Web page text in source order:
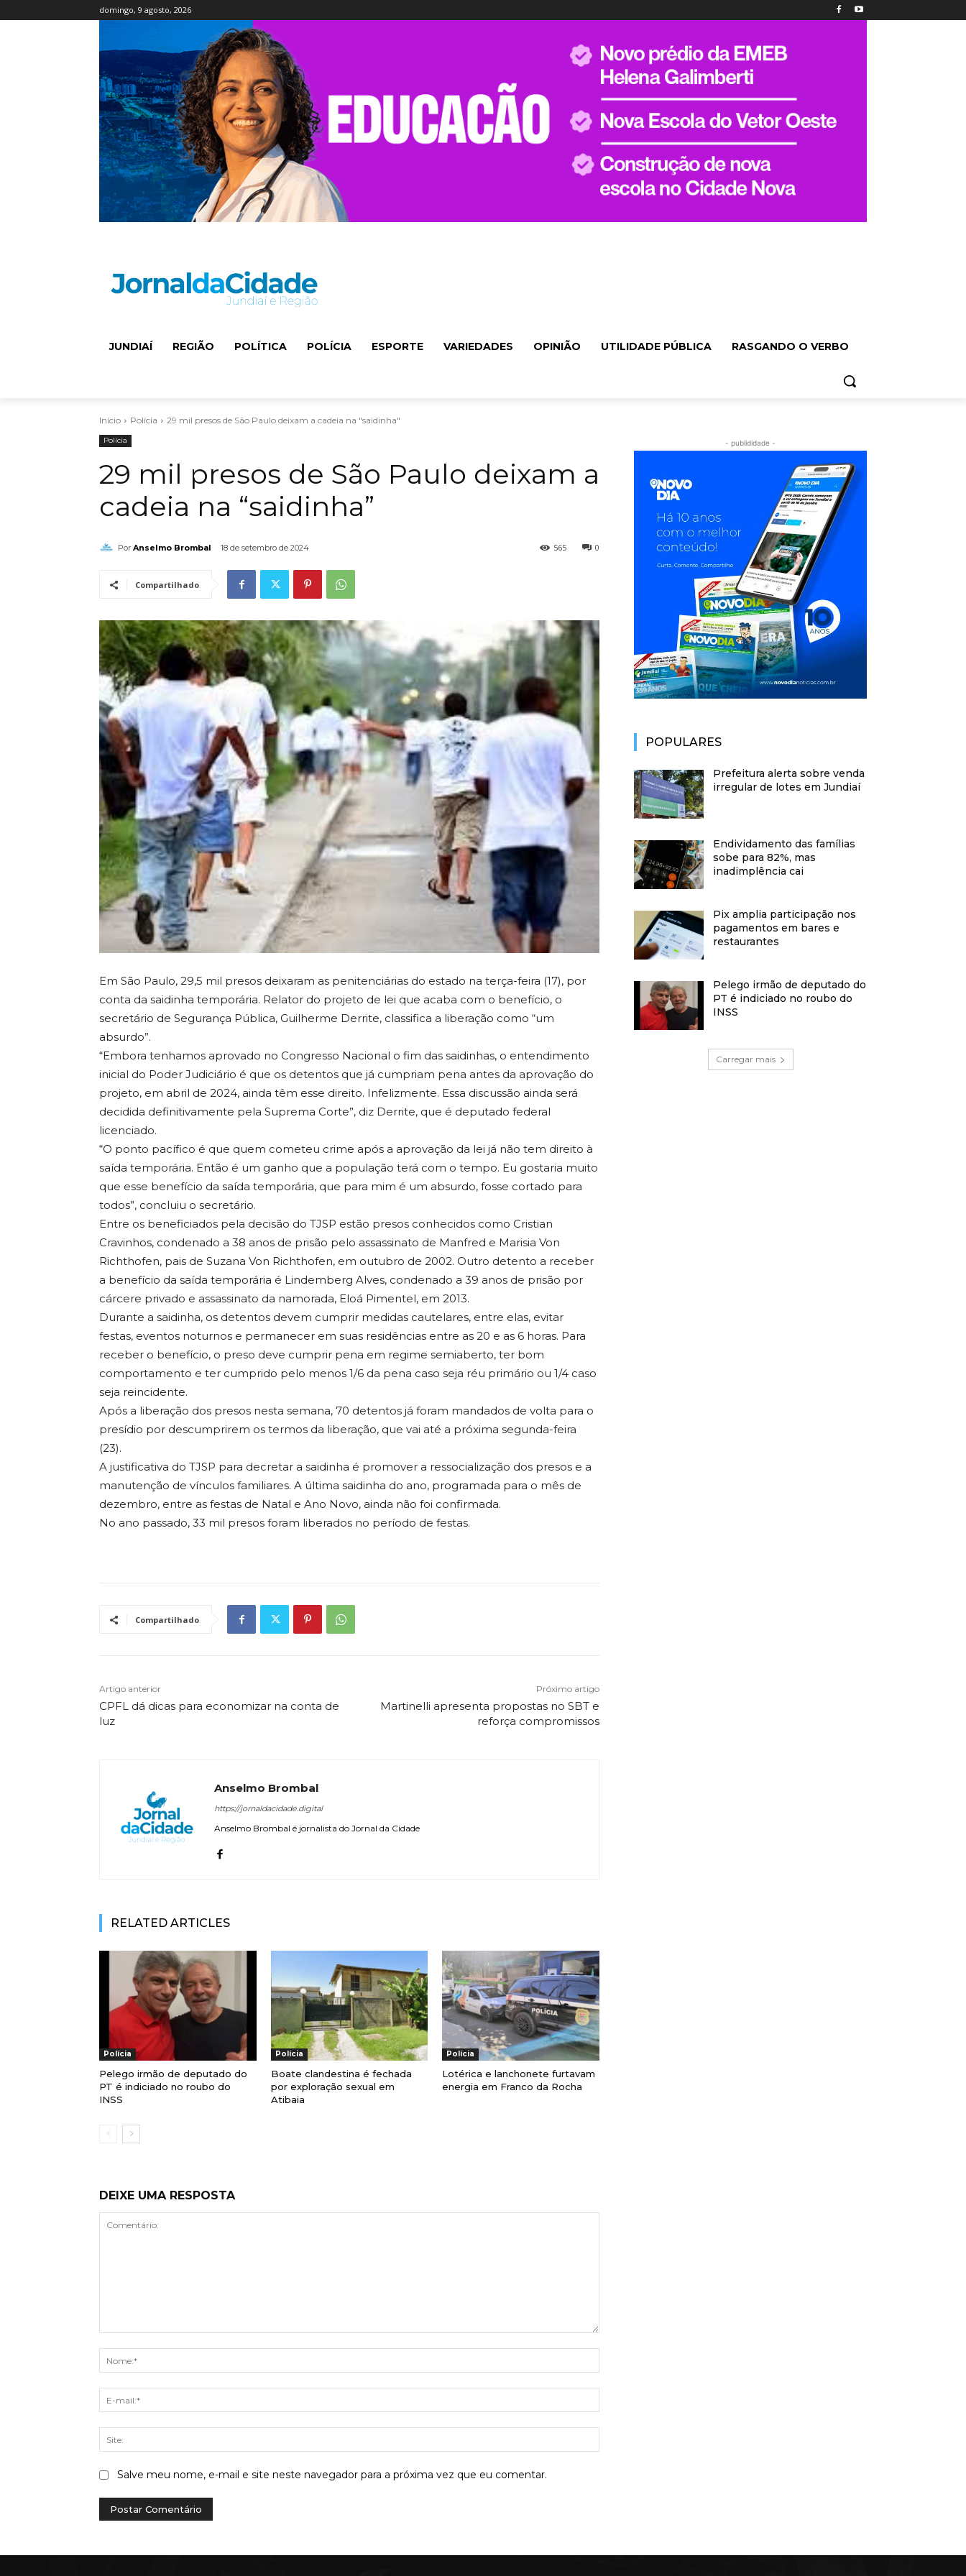
domingo, 9 agosto, 2026
JUNDIAÍ REGIÃO POLÍTICA POLÍCIA ESPORTE VARIEDADES OPINIÃO UTILIDADE PÚBLICA RASGANDO O VERBO
Início Polícia 29 mil presos de São Paulo deixam a cadeia na "saidinha"
Polícia
29 mil presos de São Paulo deixam a
cadeia na “saidinha”
Por Anselmo Brombal 18 de setembro de 2024 0
565
Compartilhado
Em São Paulo, 29,5 mil presos deixaram as penitenciárias do estado na terça-feira (17), por
conta da saidinha temporária. Relator do projeto de lei que acaba com o benefício, o
secretário de Segurança Pública, Guilherme Derrite, classifica a liberação como “um
absurdo”.
“Embora tenhamos aprovado no Congresso Nacional o fim das saidinhas, o entendimento
inicial do Poder Judiciário é que os detentos que já cumpriam pena antes da aprovação do
projeto, em abril de 2024, ainda têm esse direito. Infelizmente. Essa discussão ainda será
decidida definitivamente pela Suprema Corte”, diz Derrite, que é deputado federal
licenciado.
“O ponto pacífico é que quem cometeu crime após a aprovação da lei já não tem direito à
saída temporária. Então é um ganho que a população terá com o tempo. Eu gostaria muito
que esse benefício da saída temporária, que para mim é um absurdo, fosse cortado para
todos”, concluiu o secretário.
Entre os beneficiados pela decisão do TJSP estão presos conhecidos como Cristian
Cravinhos, condenado a 38 anos de prisão pelo assassinato de Manfred e Marisia Von
Richthofen, pais de Suzana Von Richthofen, em outubro de 2002. Outro detento a receber
a benefício da saída temporária é Lindemberg Alves, condenado a 39 anos de prisão por
cárcere privado e assassinato da namorada, Eloá Pimentel, em 2013.
Durante a saidinha, os detentos devem cumprir medidas cautelares, entre elas, evitar
festas, eventos noturnos e permanecer em suas residências entre as 20 e as 6 horas. Para
receber o benefício, o preso deve cumprir pena em regime semiaberto, ter bom
comportamento e ter cumprido pelo menos 1/6 da pena caso seja réu primário ou 1/4 caso
seja reincidente.
Após a liberação dos presos nesta semana, 70 detentos já foram mandados de volta para o
presídio por descumprirem os termos da liberação, que vai até a próxima segunda-feira
(23).
A justificativa do TJSP para decretar a saidinha é promover a ressocialização dos presos e a
manutenção de vínculos familiares. A última saidinha do ano, programada para o mês de
dezembro, entre as festas de Natal e Ano Novo, ainda não foi confirmada.
No ano passado, 33 mil presos foram liberados no período de festas.
Compartilhado
Artigo anterior
CPFL dá dicas para economizar na conta de
luz
Próximo artigo
Martinelli apresenta propostas no SBT e
reforça compromissos
Anselmo Brombal
https://jornaldacidade.digital
Anselmo Brombal é jornalista do Jornal da Cidade
RELATED ARTICLES
Polícia
Pelego irmão de deputado do
PT é indiciado no roubo do
INSS
Polícia
Boate clandestina é fechada
por exploração sexual em
Atibaia
Polícia
Lotérica e lanchonete furtavam
energia em Franco da Rocha
DEIXE UMA RESPOSTA
mail:*
Salve meu nome, e-mail e site neste navegador para a próxima vez que eu comentar.
- publididade -
POPULARES
Prefeitura alerta sobre venda
irregular de lotes em Jundiaí
Endividamento das famílias
sobe para 82%, mas
inadimplência cai
Pix amplia participação nos
pagamentos em bares e
restaurantes
Pelego irmão de deputado do
PT é indiciado no roubo do
INSS
Carregar mais